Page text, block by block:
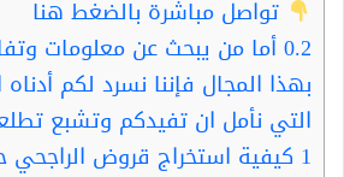
تواصل مباشرة بالضغط هنا
0.2أما من يبحث عن معلومات
بهذا المجال فإننا نسرد لكم
التي نأمل ان تفيدكم وتشبع
1 كيفية استخراج قروض الراجحي